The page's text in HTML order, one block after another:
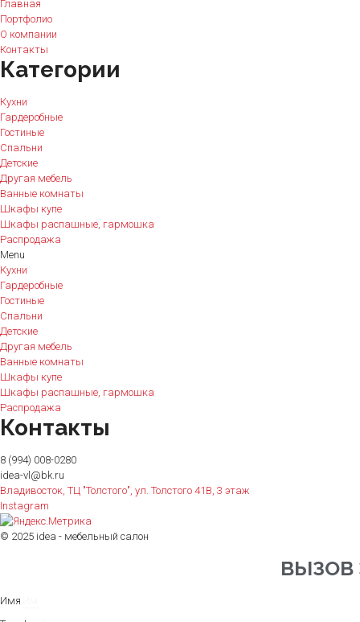
Главная
Портфолио
О компании
Контакты
Категории
Кухни
Гардеробные
Гостиные
Спальни
Детские
Другая мебель
Ванные комнаты
Шкафы купе
Шкафы распашные, гармошка
Распродажа
Menu
Кухни
Гардеробные
Гостиные
Спальни
Детские
Другая мебель
Ванные комнаты
Шкафы купе
Шкафы распашные, гармошка
Распродажа
Контакты
8 (994) 008-0280
idea-vl@bk.ru
Владивосток, ТЦ "Толстого", ул. Толстого 41В, 3 этаж
Instagram
© 2025 idea - мебельный салон
ВЫЗОВ
Имя